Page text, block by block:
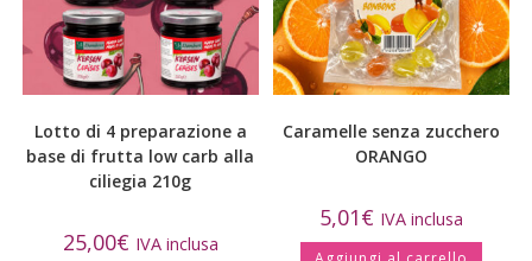
Lotto di 4 preparazione a
base di frutta low carb alla
ciliegia 210g
25,00€ IVA inclusa
Caramelle senza zucchero
ORANGO
5,01€ IVA inclusa